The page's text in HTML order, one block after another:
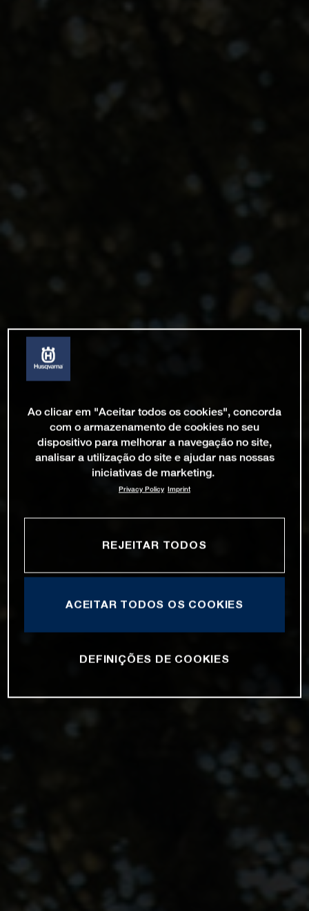
Ao clicar em "Aceitar todos os cookies", concorda
com o armazenamento de cookies no seu
dispositivo para melhorar a navegação no site,
analisar a utilização do site e ajudar nas nossas
iniciativas de marketing.
Privacy Policy Imprint
REJEITAR TODOS
ACEITAR TODOS OS COOKIES
DEFINIÇÕES DE COOKIES